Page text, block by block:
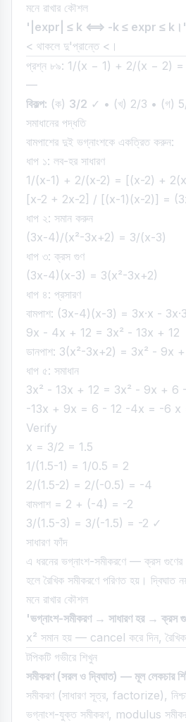
মনে রাখার কৌশল
'|expr| ≤ k ⟺ -k ≤ expr ≤ k।'
< থাকলে দু'প্রান্তে <।
প্রশ্ন ৮৯: 1/(x − 1) + 2/(x − 2) =
—
বিকল্প: (ক) 3/2 ✓ • (খ) 2/3 • (গ)
সমাধানের পদ্ধতি
বামপাশের দুই ভগ্নাংশকে একত্রিত করুন:
ধাপ ১: লব-হর সাধারণ
1/(x-1) + 2/(x-2) = [(x-2) +
[x-2 + 2x-2] / [(x-1)(x-2)] =
ধাপ ২: সমান করুন
(3x-4)/(x²-3x+2) = 3/(x-3)
ধাপ ৩: ক্রস গুণ
(3x-4)(x-3) = 3(x²-3x+2)
ধাপ ৪: প্রসারণ
বামপাশ: (3x-4)(x-3) = 3x·x -
9x - 4x + 12 = 3x² - 13x + 12
ডানপাশ: 3(x²-3x+2) = 3x² - 9x
ধাপ ৫: সমাধান
3x² - 13x + 12 = 3x² - 9x + 6
-13x + 9x = 6 - 12 -4x = -6 x
Verify
x = 3/2 = 1.5
1/(1.5-1) = 1/0.5 = 2
2/(1.5-2) = 2/(-0.5) = -4
বামপাশ = 2 + (-4) = -2
3/(1.5-3) = 3/(-1.5) = -2 ✓
সাধারণ ফাঁদ
এ ধরনের ভগ্নাংশ-সমীকরণে — ক্রস
হলে রৈখিক সমীকরণে পরিণত হয়। দ্বিঘাত
মনে রাখার কৌশল
'ভগ্নাংশ-সমীকরণ → সাধারণ হর →
x² সমান হয় — cancel করে দিন, রৈখিক
টপিকটি গভীরে শিখুন
সমীকরণ (সরল ও দ্বিঘাত) — মূল লেকচার
সমীকরণ (সাধারণ সূত্র, factorize),
ভগ্নাংশ-যুক্ত সমীকরণ, modulus